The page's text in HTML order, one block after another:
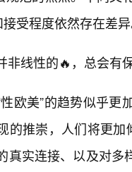
接受程度依然存在差
非线性的🔥，总会有
欧美”的趋势似乎
的推崇，人们将更
真实连接、以及对